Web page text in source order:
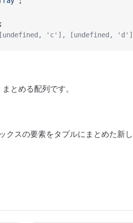
'c'], [undefined,
まとめる配列です。
クスの要素をタプルにまとめた新